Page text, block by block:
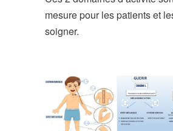
mesure pour les patients et
soigner.